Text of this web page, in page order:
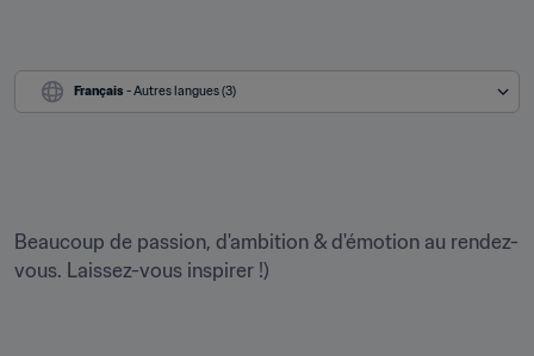
Français - Autres langues (3)
Beaucoup de passion, d'ambition & d'émotion au rendez-
vous. Laissez-vous inspirer !)